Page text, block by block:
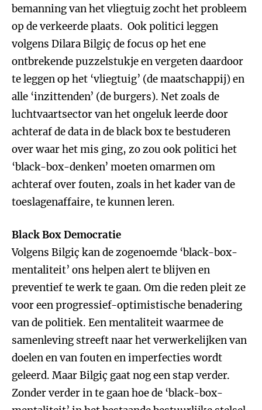
bemanning van het vliegtuig zocht het probleem
op de verkeerde plaats. Ook politici leggen
volgens Dilara Bilgiç de focus op het ene
ontbrekende puzzelstukje en vergeten daardoor
te leggen op het ‘vliegtuig’ (de maatschappij) en
alle ‘inzittenden’ (de burgers). Net zoals de
luchtvaartsector van het ongeluk leerde door
achteraf de data in de black box te bestuderen
over waar het mis ging, zo zou ook politici het
‘black-box-denken’ moeten omarmen om
achteraf over fouten, zoals in het kader van de
toeslagenaffaire, te kunnen leren.
Black Box Democratie
Volgens Bilgiç kan de zogenoemde ‘black-box-
mentaliteit’ ons helpen alert te blijven en
preventief te werk te gaan. Om die reden pleit ze
voor een progressief-optimistische benadering
van de politiek. Een mentaliteit waarmee de
samenleving streeft naar het verwerkelijken van
doelen en van fouten en imperfecties wordt
geleerd. Maar Bilgiç gaat nog een stap verder.
Zonder verder in te gaan hoe de ‘black-box-